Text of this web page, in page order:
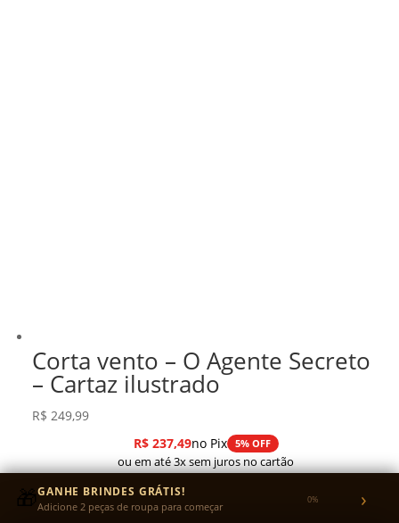
Corta vento – O Agente Secreto
– Cartaz ilustrado
R$ 249,99
R$237,49no Pix 5% OFF
ou em até 3x sem juros no cartão
🎁GANHE BRINDES GRÁTIS!
Adicione 2 peças de roupa para começar 0% ›